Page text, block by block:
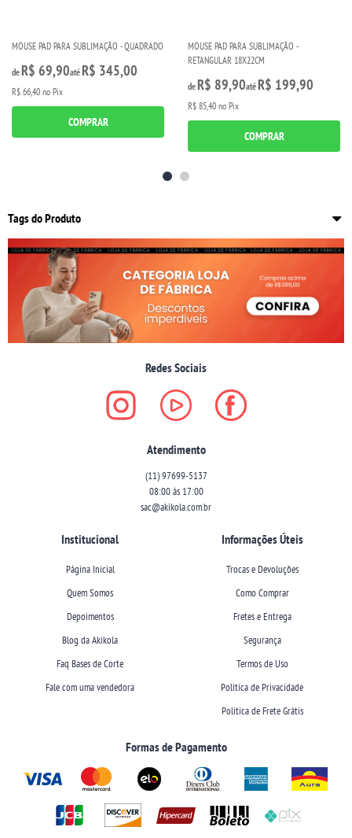
MOUSE PAD PARA SUBLIMAÇÃO - QUADRADO
deR$ 69,90atéR$ 345,00
R$ 66,40 no Pix
COMPRAR
MOUSE PAD PARA SUBLIMAÇÃO -
RETANGULAR 18X22CM
deR$ 89,90atéR$ 199,90
R$ 85,40 no Pix
COMPRAR
Tags do Produto
Redes Sociais
Atendimento
(11)97699-5137
08:00 às 17:00
sac@akikola.com.br
Institucional
Página Inicial
Quem Somos
Depoimentos
Blog da Akikola
Faq Bases de Corte
Fale com uma vendedora
Informações Úteis
Trocas e Devoluções
Como Comprar
Fretes e Entrega
Segurança
Termos de Uso
Política de Privacidade
Politica de Frete Grátis
Formas de Pagamento